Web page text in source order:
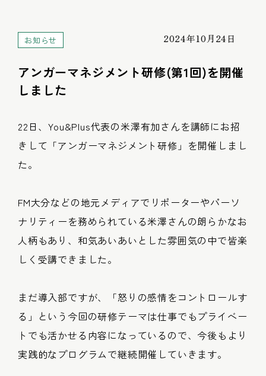
お知らせ 2024年10月24日
アンガーマネジメント研修(第1回)を開催
しました
22日、You&Plus代表の米澤有加さんを講師にお招
きして「アンガーマネジメント研修」を開催しまし
た。
FM大分などの地元メディアでリポーターやパーソ
ナリティーを務められている米澤さんの朗らかなお
人柄もあり、和気あいあいとした雰囲気の中で皆楽
しく受講できました。
まだ導入部ですが、「怒りの感情をコントロールす
る」という今回の研修テーマは仕事でもプライベー
トでも活かせる内容になっているので、今後もより
実践的なプログラムで継続開催していきます。